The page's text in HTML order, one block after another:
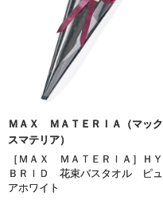
ＭＡＸ ＭＡＴＥＲＩＡ（マック
スマテリア）
［ＭＡＸ ＭＡＴＥＲＩＡ］ＨＹ
ＢＲＩＤ 花束バスタオル ピュ
アホワイト